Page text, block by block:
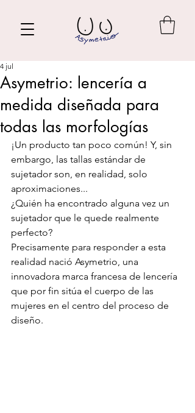
Asymetrio: lencería a
medida diseñada para
todas las morfologías
4 jul
¡Un producto tan poco común! Y, sin
embargo, las tallas estándar de
sujetador son, en realidad, solo
aproximaciones...
¿Quién ha encontrado alguna vez un
sujetador que le quede realmente
perfecto?
Precisamente para responder a esta
realidad nació Asymetrio, una
innovadora marca francesa de lencería
que por fin sitúa el cuerpo de las
mujeres en el centro del proceso de
diseño.